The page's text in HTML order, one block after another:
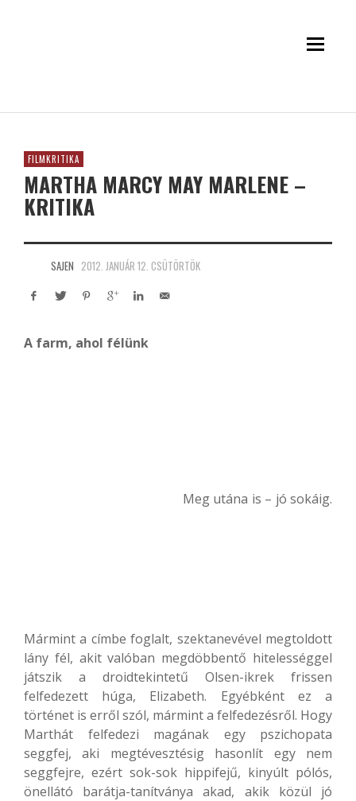
FILMKRITIKA
MARTHA MARCY MAY MARLENE –
KRITIKA
SAJEN 2012. JANUÁR 12. CSÜTÖRTÖK
A farm, ahol félünk
Meg utána is – jó sokáig.
Mármint a címbe foglalt, szektanevével megtoldott
lány fél, akit valóban megdöbbentő hitelességgel
játszik a droidtekintetű Olsen-ikrek frissen
felfedezett húga, Elizabeth. Egyébként ez a
történet is erről szól, mármint a felfedezésről. Hogy
Marthát felfedezi magának egy pszichopata
seggfej, aki megtévesztésig hasonlít egy nem
seggfejre, ezért sok-sok hippifejű, kinyúlt pólós,
önellátó barátja-tanítványa akad, akik közül jó